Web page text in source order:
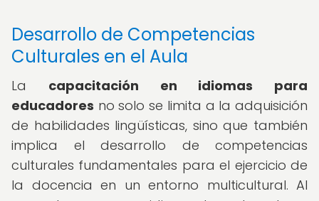
Desarrollo de Competencias
Culturales en el Aula
La capacitación en idiomas para
educadores no solo se limita a la adquisición
de habilidades lingüísticas, sino que también
implica el desarrollo de competencias
culturales fundamentales para el ejercicio de
la docencia en un entorno multicultural. Al